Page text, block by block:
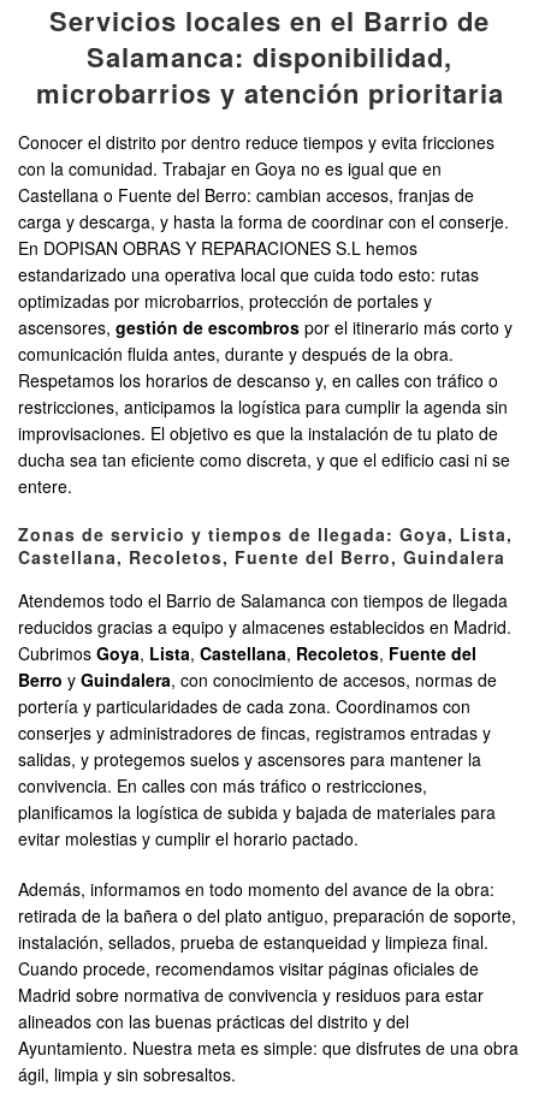
Servicios locales en el Barrio de
Salamanca: disponibilidad,
microbarrios y atención prioritaria
Conocer el distrito por dentro reduce tiempos y evita fricciones
con la comunidad. Trabajar en Goya no es igual que en
Castellana o Fuente del Berro: cambian accesos, franjas de
carga y descarga, y hasta la forma de coordinar con el conserje.
En DOPISAN OBRAS Y REPARACIONES S.L hemos
estandarizado una operativa local que cuida todo esto: rutas
optimizadas por microbarrios, protección de portales y
ascensores, gestión de escombros por el itinerario más corto y
comunicación fluida antes, durante y después de la obra.
Respetamos los horarios de descanso y, en calles con tráfico o
restricciones, anticipamos la logística para cumplir la agenda sin
improvisaciones. El objetivo es que la instalación de tu plato de
ducha sea tan eficiente como discreta, y que el edificio casi ni se
entere.
Zonas de servicio y tiempos de llegada: Goya, Lista,
Castellana, Recoletos, Fuente del Berro, Guindalera
Atendemos todo el Barrio de Salamanca con tiempos de llegada
reducidos gracias a equipo y almacenes establecidos en Madrid.
Cubrimos Goya, Lista, Castellana, Recoletos, Fuente del
Berro y Guindalera, con conocimiento de accesos, normas de
portería y particularidades de cada zona. Coordinamos con
conserjes y administradores de fincas, registramos entradas y
salidas, y protegemos suelos y ascensores para mantener la
convivencia. En calles con más tráfico o restricciones,
planificamos la logística de subida y bajada de materiales para
evitar molestias y cumplir el horario pactado.
Además, informamos en todo momento del avance de la obra:
retirada de la bañera o del plato antiguo, preparación de soporte,
instalación, sellados, prueba de estanqueidad y limpieza final.
Cuando procede, recomendamos visitar páginas oficiales de
Madrid sobre normativa de convivencia y residuos para estar
alineados con las buenas prácticas del distrito y del
Ayuntamiento. Nuestra meta es simple: que disfrutes de una obra
ágil, limpia y sin sobresaltos.